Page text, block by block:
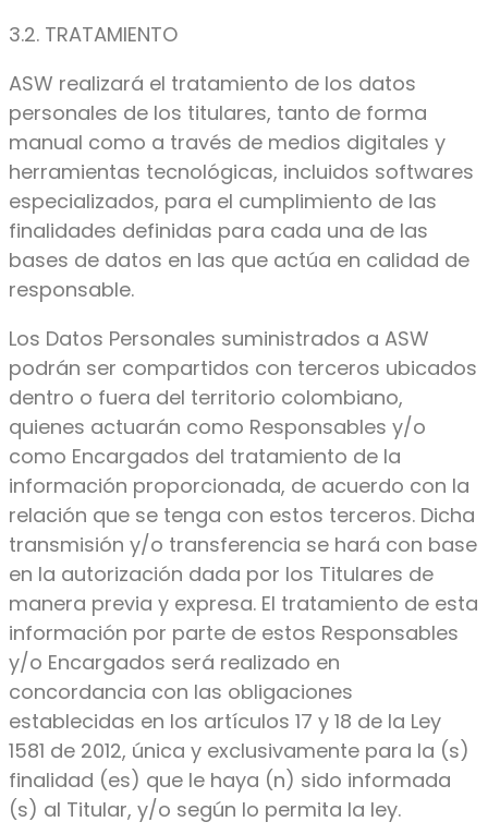
3.2. TRATAMIENTO
ASW realizará el tratamiento de los datos
personales de los titulares, tanto de forma
manual como a través de medios digitales y
herramientas tecnológicas, incluidos softwares
especializados, para el cumplimiento de las
finalidades definidas para cada una de las
bases de datos en las que actúa en calidad de
responsable.
Los Datos Personales suministrados a ASW
podrán ser compartidos con terceros ubicados
dentro o fuera del territorio colombiano,
quienes actuarán como Responsables y/o
como Encargados del tratamiento de la
información proporcionada, de acuerdo con la
relación que se tenga con estos terceros. Dicha
transmisión y/o transferencia se hará con base
en la autorización dada por los Titulares de
manera previa y expresa. El tratamiento de esta
información por parte de estos Responsables
y/o Encargados será realizado en
concordancia con las obligaciones
establecidas en los artículos 17 y 18 de la Ley
1581 de 2012, única y exclusivamente para la (s)
finalidad (es) que le haya (n) sido informada
(s) al Titular, y/o según lo permita la ley.